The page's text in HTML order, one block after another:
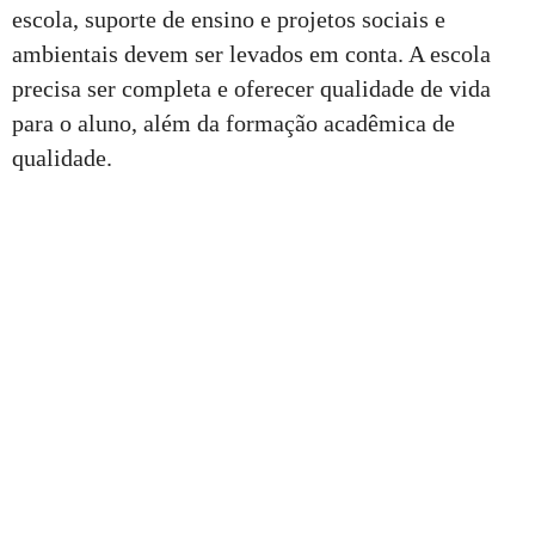
escola, suporte de ensino e projetos sociais e
ambientais devem ser levados em conta. A escola
precisa ser completa e oferecer qualidade de vida
para o aluno, além da formação acadêmica de
qualidade.